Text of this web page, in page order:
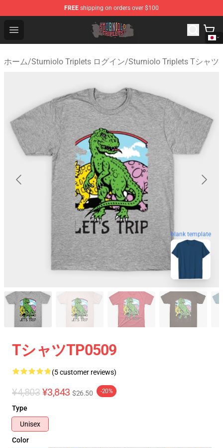
FREE shipping on orders over $100
Open menu
Sturniolo Triplets Shop - Official Sturniolo Triplets
ホーム/Sturniolo Triplets ログイン/Sturniolo Triplets Tシャツ
blank template
TシャツTP0509
(5 customer reviews)
¥4,803 ¥3,843 $26.50 -20%
Type
Unisex
Color